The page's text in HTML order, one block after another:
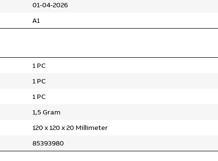
01-04-2026
A1
1 PC
1 PC
1 PC
1,5 Gram
120 x 120 x 20 Millimeter
85393980